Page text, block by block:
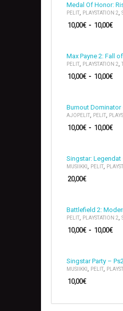
Medal Of Honor:
PELIT, PLAYSTATION 2,
10,00€ - 10,00€
Max Payne 2: Fall
PELIT, PLAYSTATION 2,
10,00€ - 10,00€
Burnout Dominator
AJOPELIT, PELIT,
10,00€ - 10,00€
Singstar: Legendat
MUSIIKKI , PELIT,
20,00€
Battlefield 2:
PELIT, PLAYSTATION 2,
10,00€ - 10,00€
Singstar Party –
MUSIIKKI , PELIT,
10,00€